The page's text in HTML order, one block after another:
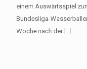
einem Auswärtsspiel
Bundesliga-
Woche nach der[…]